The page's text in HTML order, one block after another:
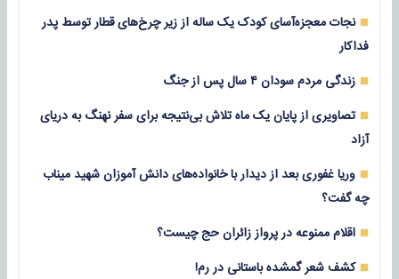
نجات معجزه‌آسای کودک یک ساله از زیر چرخ‌های قطار توسط پدر
فداکار
زندگی مردم سودان ۴ سال پس از جنگ
تصاویری از پایان یک ماه تلاش بی‌نتیجه برای سفر نهنگ به دریای
آزاد
وریا غفوری بعد از دیدار با خانواده‌های دانش آموزان شهید میناب
چه گفت؟
اقلام ممنوعه در پرواز زائران حج چیست؟
کشف شعر گمشده باستانی در رم!